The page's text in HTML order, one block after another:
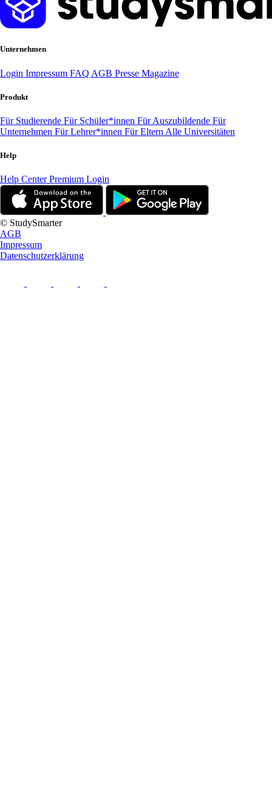
Unternehmen
Login Impressum FAQ AGB Presse Magazine
Produkt
Für Studierende Für Schüler*innen Für Auszubildende Für
Unternehmen Für Lehrer*innen Für Eltern Alle Universitäten
Help
Help CenterPremium Login
© StudySmarter
AGB
Impressum
Datenschutzerklärung